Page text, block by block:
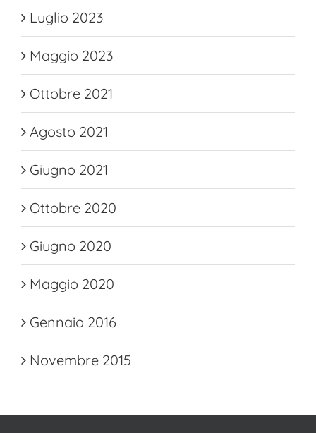
Luglio 2023
Maggio 2023
Ottobre 2021
Agosto 2021
Giugno 2021
Ottobre 2020
Giugno 2020
Maggio 2020
Gennaio 2016
Novembre 2015